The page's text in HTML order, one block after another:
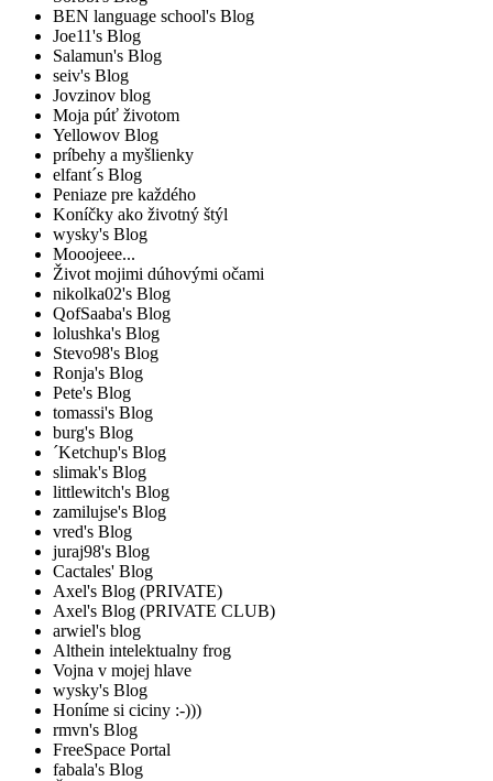
BEN language school's Blog
Joe11's Blog
Salamun's Blog
seiv's Blog
Jovzinov blog
Moja púť životom
Yellowov Blog
príbehy a myšlienky
elfant´s Blog
Peniaze pre každého
Koníčky ako životný štýl
wysky's Blog
Mooojeee...
Život mojimi dúhovými očami
nikolka02's Blog
QofSaaba's Blog
lolushka's Blog
Stevo98's Blog
Ronja's Blog
Pete's Blog
tomassi's Blog
burg's Blog
´Ketchup's Blog
slimak's Blog
littlewitch's Blog
zamilujse's Blog
vred's Blog
juraj98's Blog
Cactales' Blog
Axel's Blog (PRIVATE)
Axel's Blog (PRIVATE CLUB)
arwiel's blog
Althein intelektualny frog
Vojna v mojej hlave
wysky's Blog
Honíme si ciciny :-)))
rmvn's Blog
FreeSpace Portal
fabala's Blog